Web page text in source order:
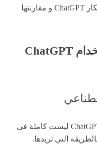
الأخبار. لكن يجب التحقق من صحة أفكار ChatGPT و مقارنتها
اعتبارات اساسية عند استخدام ChatGPT
١. استراتيجيات التداول التي أنشأها ChatGPT ليست كاملة في
التي تريدها.